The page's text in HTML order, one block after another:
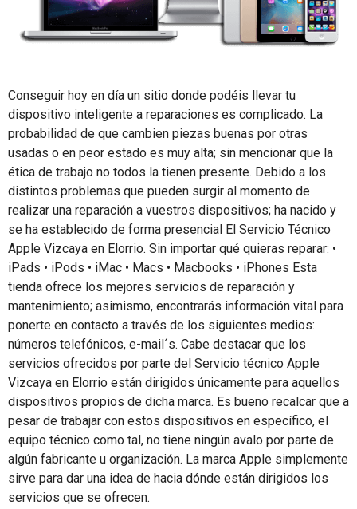
Conseguir hoy en día un sitio donde podéis llevar tu
dispositivo inteligente a reparaciones es complicado. La
probabilidad de que cambien piezas buenas por otras
usadas o en peor estado es muy alta; sin mencionar que la
ética de trabajo no todos la tienen presente. Debido a los
distintos problemas que pueden surgir al momento de
realizar una reparación a vuestros dispositivos; ha nacido y
se ha establecido de forma presencial El Servicio Técnico
Apple Vizcaya en Elorrio. Sin importar qué quieras reparar: •
iPads • iPods • iMac • Macs • Macbooks • iPhones Esta
tienda ofrece los mejores servicios de reparación y
mantenimiento; asimismo, encontrarás información vital para
ponerte en contacto a través de los siguientes medios:
números telefónicos, e-mail´s. Cabe destacar que los
servicios ofrecidos por parte del Servicio técnico Apple
Vizcaya en Elorrio están dirigidos únicamente para aquellos
dispositivos propios de dicha marca. Es bueno recalcar que a
pesar de trabajar con estos dispositivos en específico, el
equipo técnico como tal, no tiene ningún avalo por parte de
algún fabricante u organización. La marca Apple simplemente
sirve para dar una idea de hacia dónde están dirigidos los
servicios que se ofrecen.